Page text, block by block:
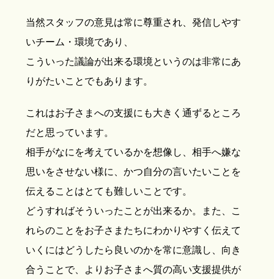
当然スタッフの意見は常に尊重され、発信しやす
いチーム・環境であり、
こういった議論が出来る環境というのは非常にあ
りがたいことでもあります。
これはお子さまへの支援にも大きく通ずるところ
だと思っています。
相手がなにを考えているかを想像し、相手へ嫌な
思いをさせない様に、かつ自分の言いたいことを
伝えることはとても難しいことです。
どうすればそういったことが出来るか。また、こ
れらのことをお子さまたちにわかりやすく伝えて
いくにはどうしたら良いのかを常に意識し、向き
合うことで、よりお子さまへ質の高い支援提供が